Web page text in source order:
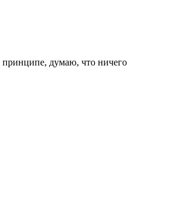
принципе, думаю, что ничего